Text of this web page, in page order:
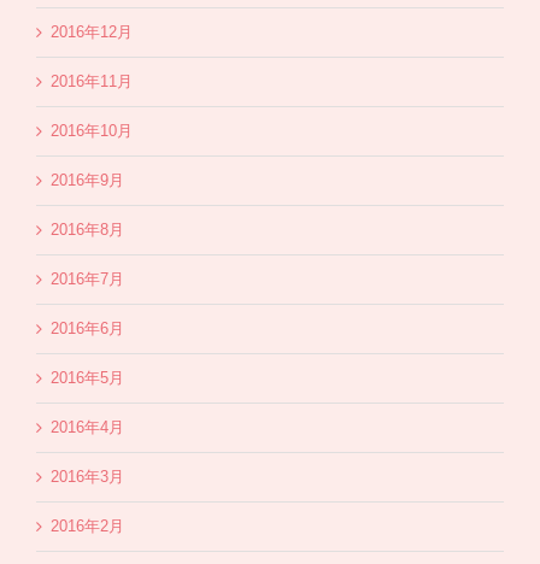
2016年12月
2016年11月
2016年10月
2016年9月
2016年8月
2016年7月
2016年6月
2016年5月
2016年4月
2016年3月
2016年2月